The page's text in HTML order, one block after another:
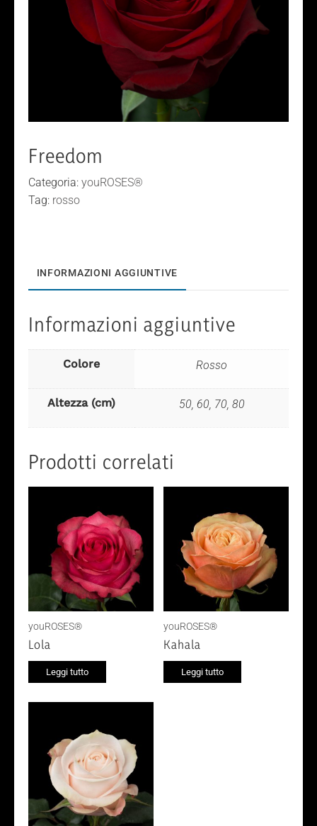
Freedom
Categoria: youROSES®
Tag: rosso
INFORMAZIONI AGGIUNTIVE
Informazioni aggiuntive
Colore Rosso
Altezza (cm) 50, 60, 70, 80
Prodotti correlati
youROSES®
Lola
Leggi tutto
youROSES®
Kahala
Leggi tutto